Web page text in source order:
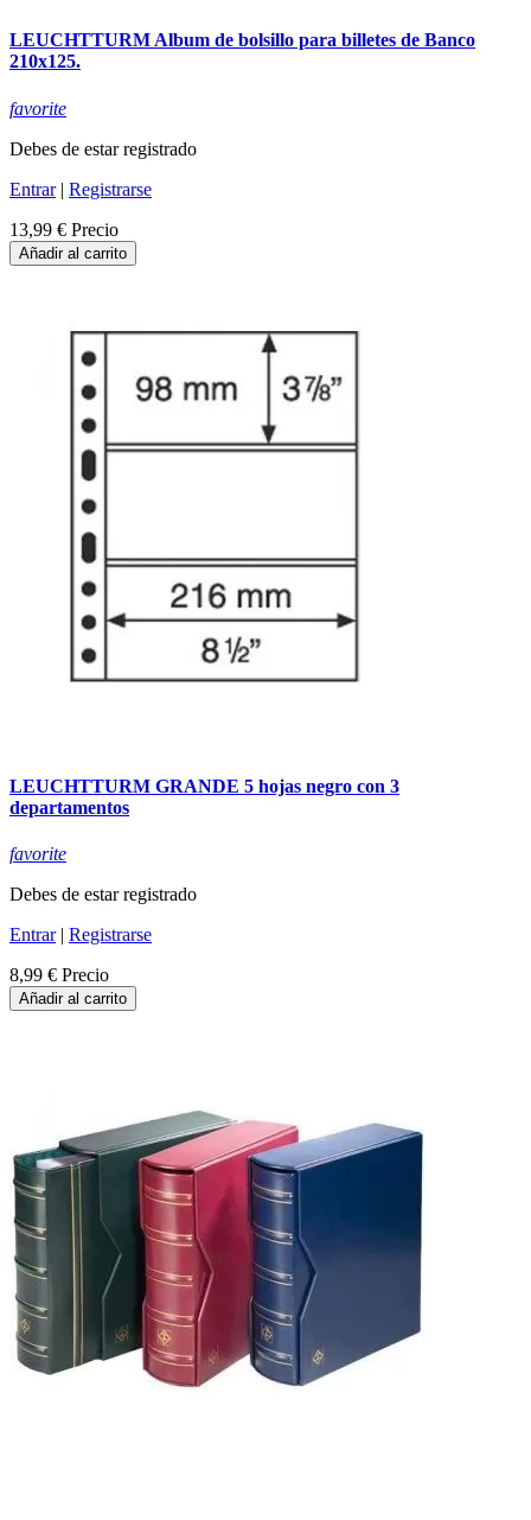
LEUCHTTURM Album de bolsillo para billetes de Banco
210x125.
favorite
Debes de estar registrado
Entrar| Registrarse
13,99 € Precio
Añadir al carrito
LEUCHTTURM GRANDE 5 hojas negro con 3
departamentos
favorite
Debes de estar registrado
Entrar| Registrarse
8,99 € Precio
Añadir al carrito